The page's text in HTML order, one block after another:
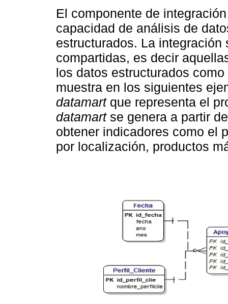
El componente de
capacidad de análisis de
estructurados. La
compartidas, es decir
los datos estructurados
muestra en los siguientes
datamartque representa el
datamartse genera a partir
obtener indicadores como el
por localización, productos